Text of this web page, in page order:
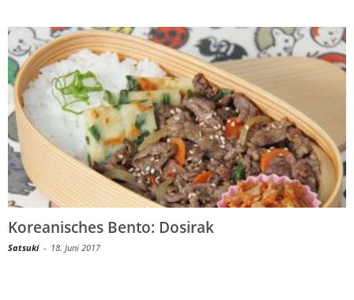
Koreanisches Bento: Dosirak
Satsuki - 18. Juni 2017